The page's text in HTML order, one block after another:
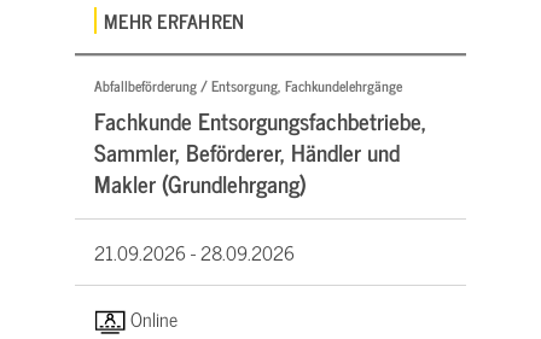
MEHR ERFAHREN
Abfallbeförderung / Entsorgung, Fachkundelehrgänge
Fachkunde Entsorgungsfachbetriebe,
Sammler, Beförderer, Händler und
Makler (Grundlehrgang)
21.09.2026 -28.09.2026
Online